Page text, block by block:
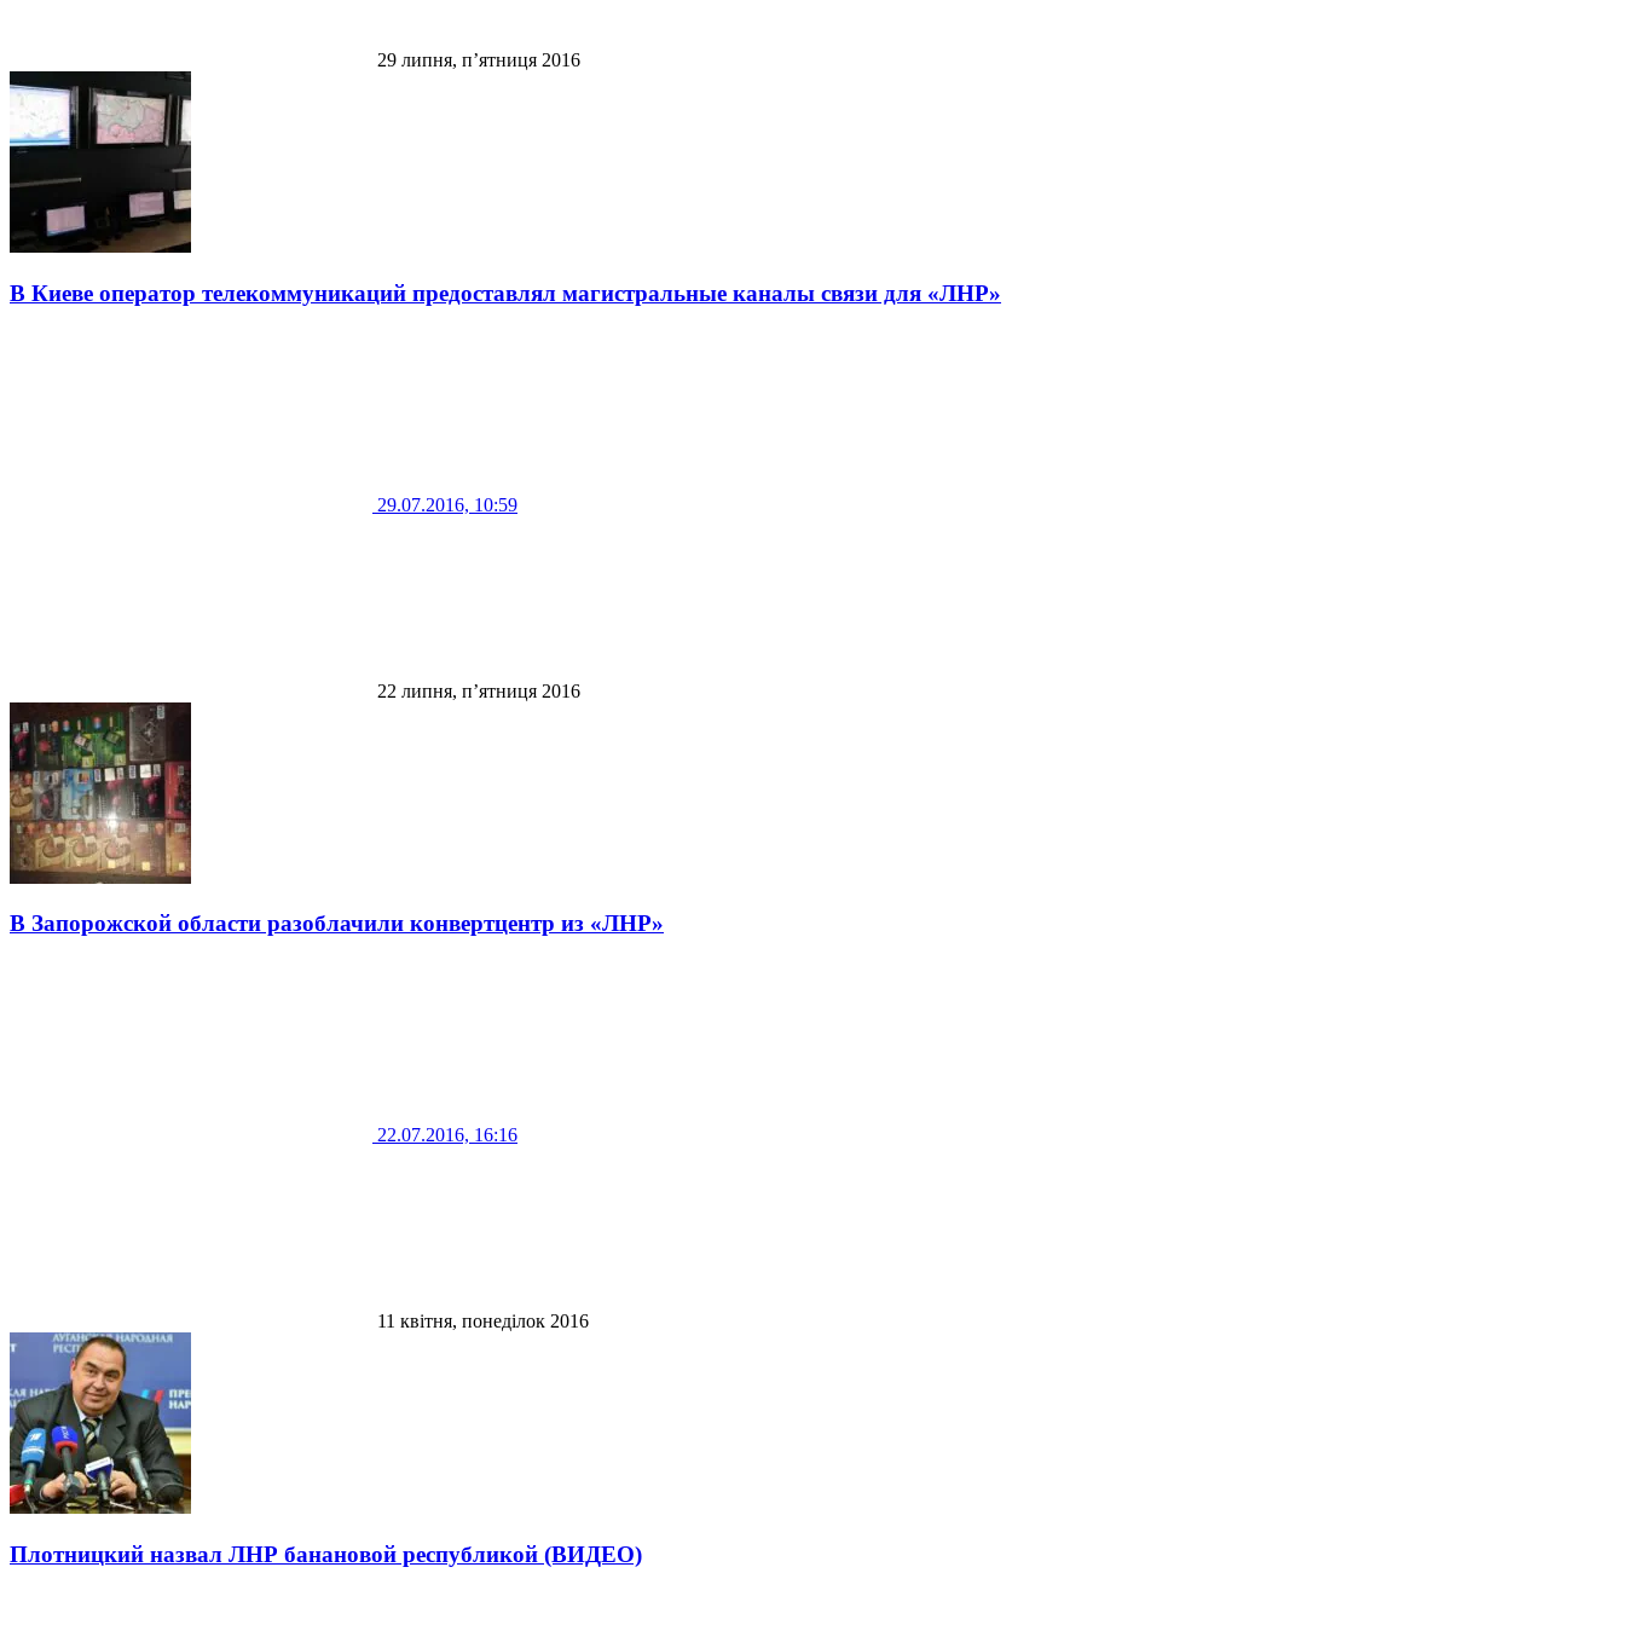
29 липня, п’ятниця 2016
В Киеве оператор телекоммуникаций предоставлял магистральные каналы связи для «ЛНР»
29.07.2016, 10:59
22 липня, п’ятниця 2016
В Запорожской области разоблачили конвертцентр из «ЛНР»
22.07.2016, 16:16
11 квітня, понеділок 2016
Плотницкий назвал ЛНР банановой республикой (ВИДЕО)